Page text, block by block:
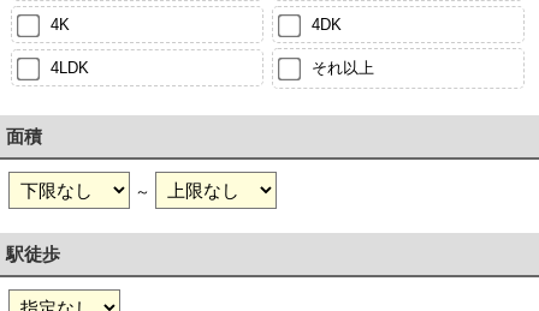
4K 4DK
4LDK それ以上
面積
～
駅徒歩